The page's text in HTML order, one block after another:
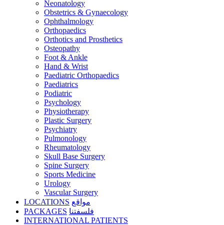
Neonatology
Obstetrics & Gynaecology
Ophthalmology
Orthopaedics
Orthotics and Prosthetics
Osteopathy
Foot & Ankle
Hand & Wrist
Paediatric Orthopaedics
Paediatrics
Podiatric
Psychology
Physiotherapy
Plastic Surgery
Psychiatry
Pulmonology
Rheumatology
Skull Base Surgery
Spine Surgery
Sports Medicine
Urology
Vascular Surgery
LOCATIONS مواقع
PACKAGES فلسفتنا
INTERNATIONAL PATIENTS